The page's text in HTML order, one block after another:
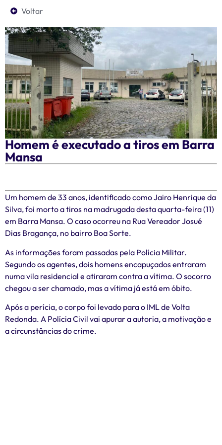
Voltar
Homem é executado a tiros em Barra
Mansa
Um homem de 33 anos, identificado como Jairo Henrique da
Silva, foi morto a tiros na madrugada desta quarta-feira (11)
em Barra Mansa. O caso ocorreu na Rua Vereador Josué
Dias Bragança, no bairro Boa Sorte.
As informações foram passadas pela Polícia Militar.
Segundo os agentes, dois homens encapuçados entraram
numa vila residencial e atiraram contra a vítima. O socorro
chegou a ser chamado, mas a vítima já está em óbito.
Após a perícia, o corpo foi levado para o IML de Volta
Redonda. A Polícia Civil vai apurar a autoria, a motivação e
a circunstâncias do crime.